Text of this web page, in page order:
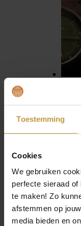
Toestemming
Cookies
We gebruiken
perfecte sieraad
te maken! Zo
afstemmen op
media bieden en